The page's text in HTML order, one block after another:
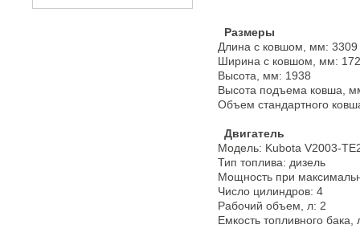
Размеры
Длина с ковшом, мм: 3309
Ширина с ковшом, мм:
Высота, мм: 1938
Высота подъема ковша,
Объем стандартного
Двигатель
Модель: Kubota V2003-
Тип топлива: дизель
Мощность при
Число цилиндров: 4
Рабочий объем, л: 2
Емкость топливного бака,